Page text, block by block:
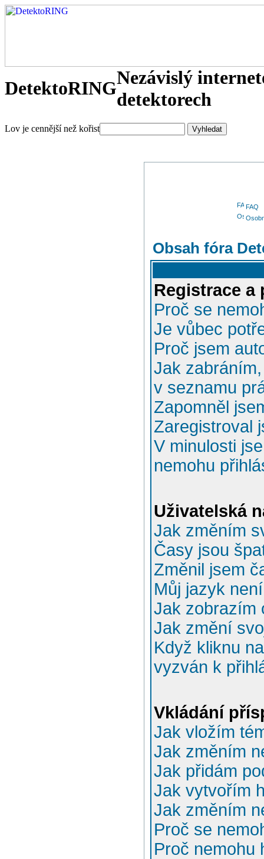
DetektoRINGNezávislý
detektorech
Lov je cennější než kořist
FAQ
Obsah fóra
Registrace a
Proč se
Je vůbec
Proč jsem
Jak
v seznamu
Zapomněl
Zaregistroval
V minulosti
nemohu
Uživatelská
Jak změním
Časy jsou
Změnil jsem
Můj jazyk
Jak zobrazím
Jak změní
Když kliknu
vyzván k
Vkládání
Jak vložím
Jak změním
Jak přidám
Jak vytvořím
Jak změním
Proč se
Proč nemohu